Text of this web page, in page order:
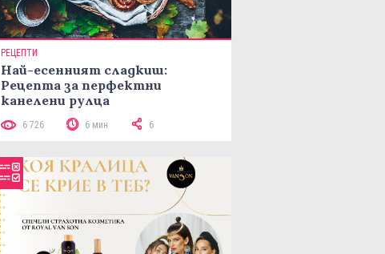
РЕЦЕПТИ
Най-есенният сладкиш:
Рецепта за перфектни
канелени рулца
6 726 6 мин 6